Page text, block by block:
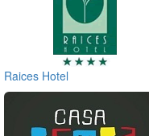
Raices Hotel